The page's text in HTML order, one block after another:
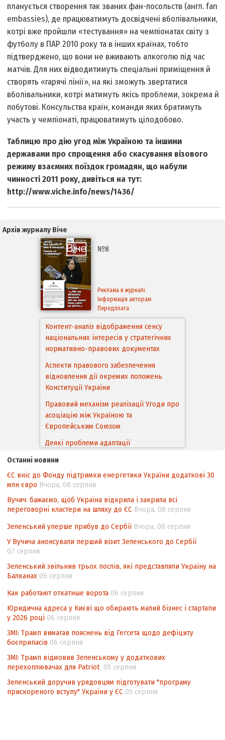
планується створення так званих фан-посольств (англ. fan
embassies), де працюватимуть досвідчені вболівальники,
котрі вже пройшли «тестування» на чемпіонатах світу з
футболу в ПАР 2010 року та в інших країнах, тобто
підтверджено, що вони не вживають алкоголю під час
матчів. Для них відводитимуть спеціальні приміщення й
створять «гарячі лінії», на які зможуть звертатися
вболівальники, котрі матимуть якісь проблеми, зокрема й
побутові. Консульства країн, команди яких братимуть
участь у чемпіонаті, працюватимуть цілодобово.
Таблицю про дію угод між Україною та іншими
державами про спрощення або скасування візового
режиму взаємних поїздок громадян, що набули
чинності 2011 року, дивіться на тут:
http://www.viche.info/news/1436/
Архів журналу Віче
№8
Реклама в журналі
Інформація авторам
Передплата
Контент-аналіз відображення сенсу
національних інтересів у стратегічних
нормативно-правових документах
Аспекти правового забезпечення
відновлення дії окремих положень
Конституції України
Правовий механізм реалізації Угоди про
асоціацію між Україною та
Європейським Cоюзом
Деякі проблеми адаптації
походження товарів відповідно до
Угоди про торговельні аспекти прав
інтелектуальної власності (TRIPS) у
контексті євроінтеграції
Аналіз виборчого законодавства щодо
невизначеності механізму повторного
підрахунку голосів виборців
Останні новини
ЄС вніс до Фонду підтримки енергетики України додаткові 30
млн євро Вчора, 08 серпня
Вучич: бажаємо, щоб Україна відкрила і закрила всі
переговорні кластери на шляху до ЄС Вчора, 08 серпня
Зеленський уперше прибув до Сербії Вчора, 08 серпня
У Вучича анонсували перший візит Зеленського до Сербії
07 серпня
Зеленський звільнив трьох послів, які представляли Україну на
Балканах 06 серпня
Как работают откатные ворота 06 серпня
Юридична адреса у Києві що обирають малий бізнес і стартапи
у 2026 році 06 серпня
ЗМІ: Трамп вимагав пояснень від Гегсета щодо дефіциту
боєприпасів 06 серпня
ЗМІ: Трамп відмовив Зеленському у додаткових
перехоплювачах для Patriot 05 серпня
Зеленський доручив урядовцям підготувати "програму
прискореного вступу" України у ЄС 05 серпня